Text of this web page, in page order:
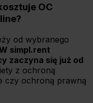
OC
od wybranego
simpl.rent
zaczyna się już od
z ochroną
czy ochroną prawną